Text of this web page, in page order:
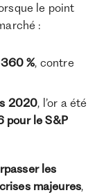
le point
:
%, contre
2020, l’or a été
pour le S&P
les
majeures,